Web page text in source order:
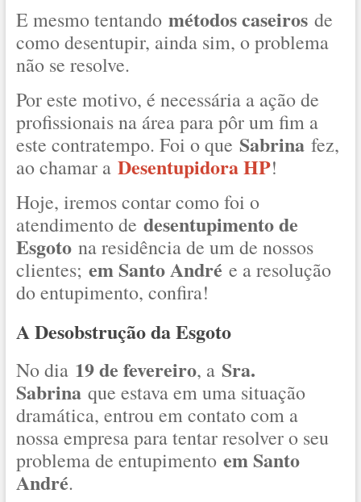
E mesmo tentando métodos caseirosde
como desentupir, ainda sim, o problema
não se resolve.
Por este motivo, é necessária a ação de
profissionais na área para pôr um fim a
este contratempo. Foi o que Sabrina fez,
ao chamar a Desentupidora HP!
Hoje, iremos contar como foi o
atendimento de desentupimento de
Esgoto na residência de um de nossos
clientes; em Santo André e a resolução
do entupimento, confira!
A Desobstrução da Esgoto
No dia 19 de fevereiro, a Sra.
Sabrinaque estava em uma situação
dramática, entrou em contato com a
nossa empresa para tentar resolver o seu
problema de entupimento em Santo
André.